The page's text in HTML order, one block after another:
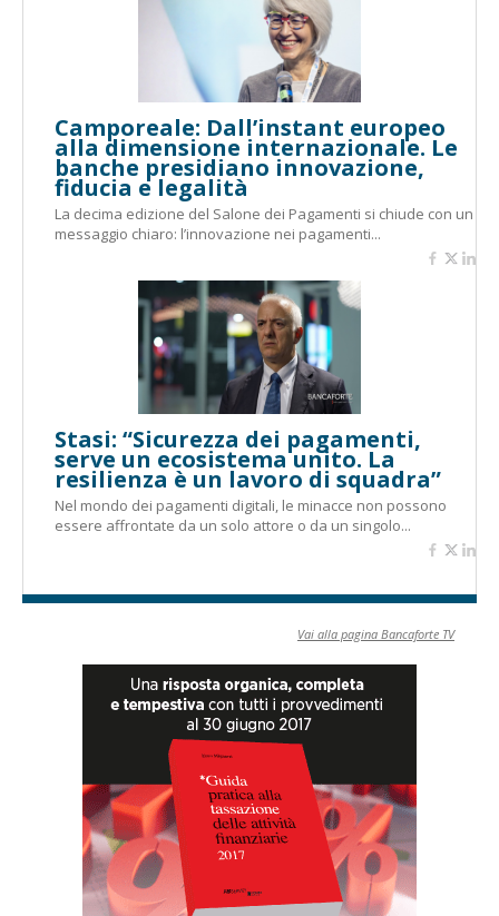
Camporeale: Dall’instant europeo
alla dimensione internazionale. Le
banche presidiano innovazione,
fiducia e legalità
La decima edizione del Salone dei Pagamenti si chiude con un
messaggio chiaro: l’innovazione nei pagamenti...
Stasi: “Sicurezza dei pagamenti,
serve un ecosistema unito. La
resilienza è un lavoro di squadra”
Nel mondo dei pagamenti digitali, le minacce non possono
essere affrontate da un solo attore o da un singolo...
Vai alla pagina Bancaforte TV